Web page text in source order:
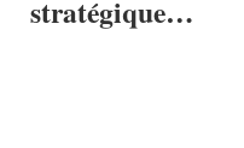
stratégique…